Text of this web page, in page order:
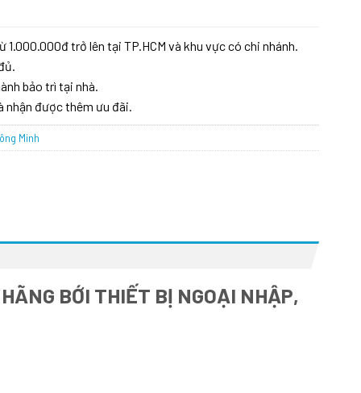
trở lên tại TP.HCM và khu vực có chi nhánh.
bảo trì tại nhà.
được thêm ưu đãi.
Minh
BỚI THIẾT BỊ NGOẠI NHẬP,